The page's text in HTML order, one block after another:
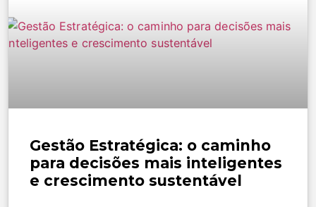
Gestão Estratégica: o caminho
para decisões mais inteligentes
e crescimento sustentável